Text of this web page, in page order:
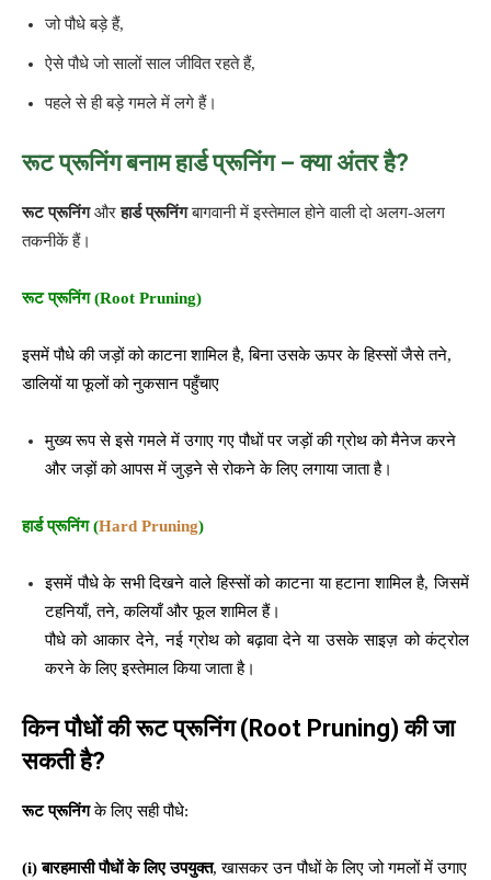
जो पौधे बड़े हैं,
ऐसे पौधे जो सालों साल जीवित रहते हैं,
पहले से ही बड़े गमले में लगे हैं।
रूट प्रूनिंग बनाम हार्ड प्रूनिंग – क्या अंतर है?
रूट प्रूनिंगऔरहार्ड प्रूनिंगबागवानी में इस्तेमाल होने वाली दो अलग-अलग
तकनीकें हैं।
रूट प्रूनिंग (Root Pruning)
इसमें पौधे की जड़ों को काटना शामिल है, बिना उसके ऊपर के हिस्सों जैसे तने,
डालियों या फूलों को नुकसान पहुँचाए
मुख्य रूप से इसे गमले में उगाए गए पौधों पर जड़ों की ग्रोथ को मैनेज करने
और जड़ों को आपस में जुड़ने से रोकने के लिए लगाया जाता है।
हार्ड प्रूनिंग (Hard Pruning)
इसमें पौधे के सभी दिखने वाले हिस्सों को काटना या हटाना शामिल है, जिसमें
टहनियाँ, तने, कलियाँ और फूल शामिल हैं।
पौधे को आकार देने, नई ग्रोथ को बढ़ावा देने या उसके साइज़ को कंट्रोल
करने के लिए इस्तेमाल किया जाता है।
किन पौधों की रूट प्रूनिंग (Root Pruning) की जा
सकती है?
रूट प्रूनिंगके लिए सही पौधे:
(i) बारहमासी पौधों के लिए उपयुक्त, खासकर उन पौधों के लिए जो गमलों में उगाए